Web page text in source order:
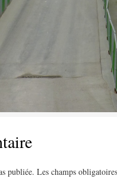
publiée. Les champs